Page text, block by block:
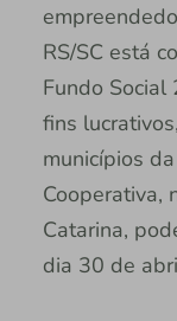
RS/SC está
Fundo
fins
municípios
Cooperativa,
Catarina,
dia 30 de